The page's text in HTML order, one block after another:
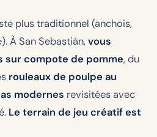
plus traditionnel (anchois,
À San Sebastián,vous
sur compote de pomme, du
rouleaux de poulpe au
modernes revisitées avec
Le terrain de jeu créatif est